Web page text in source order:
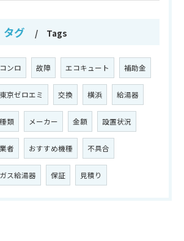
タグ Tags
コンロ 故障 エコキュート 補助金
東京ゼロエミ 交換 横浜 給湯器
種類 メーカー 金額 設置状況
業者 おすすめ機種 不具合
ガス給湯器 保証 見積り